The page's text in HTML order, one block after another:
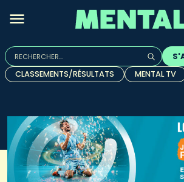
Rechercher :
Quand les résultats de l'auto-
CLASSEMENTS/RÉSULTATS
MENTAL TV